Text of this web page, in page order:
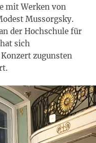
mit Werken von
Mussorgsky.
der Hochschule für
sich
zugunsten